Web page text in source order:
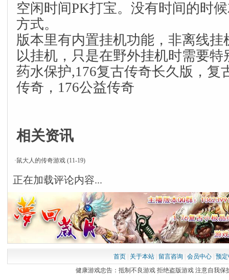
空闲时间PK打宝。没有时间的时
方式。
版本里有内置挂机功能，非离线挂
以挂机，只是在野外挂机时需要
药水保护,176复古传奇长久版，复
传奇，176公益传奇
相关资讯
·鼠大人的传奇游戏 (11-19)
正在加载评论内容...
首页| 关于本站| 留言咨询 会员中心| 预
健康游戏忠告：抵制不良游戏 拒绝盗版游戏 注意自我保